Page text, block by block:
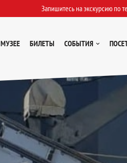
Запишитесь на экскурсию по
БИЛЕТЫ СОБЫТИЯ